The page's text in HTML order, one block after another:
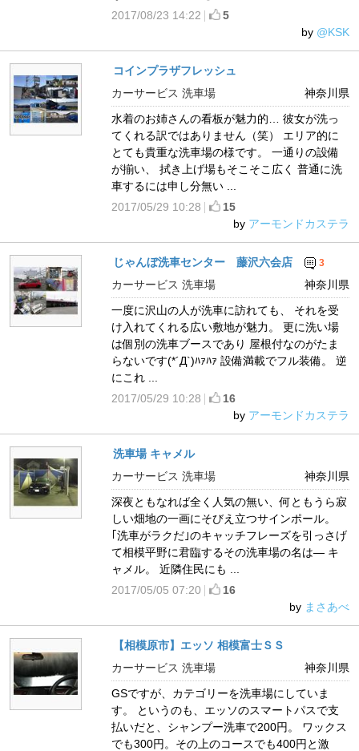
2017/08/23 14:22
5
by @KSK
コインプラザフレッシュ
神奈川県
カーサービス 洗車場
水着のお姉さんの看板が魅力的… 彼女が洗っ
てくれる訳ではありません（笑） エリア的に
とても貴重な洗車場の様です。 一通りの設備
が揃い、 拭き上げ場もそこそこ広く 普通に洗
車するには申し分無い ...
2017/05/29 10:28
15
by アーモンドカステラ
じゃんぼ洗車センター 藤沢六会店 3
神奈川県
カーサービス 洗車場
一度に沢山の人が洗車に訪れても、 それを受
け入れてくれる広い敷地が魅力。 更に洗い場
は個別の洗車ブースであり 屋根付なのがたま
らないです(*´Д`)ﾊｧﾊｧ 設備満載でフル装備。 逆
にこれ ...
2017/05/29 10:28
16
by アーモンドカステラ
洗車場 キャメル
神奈川県
カーサービス 洗車場
深夜ともなれば全く人気の無い、何ともうら寂
しい畑地の一画にそびえ立つサインポール。
｢洗車がラクだ｣のキャッチフレーズを引っさげ
て相模平野に君臨するその洗車場の名は― キ
ャメル。 近隣住民にも ...
2017/05/05 07:20
16
by まさあべ
【相模原市】エッソ 相模富士ＳＳ
神奈川県
カーサービス 洗車場
GSですが、カテゴリーを洗車場にしていま
す。 というのも、エッソのスマートパスで支
払いだと、シャンプー洗車で200円。 ワックス
でも300円。その上のコースでも400円と激